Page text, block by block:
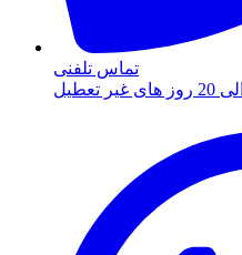
تماس تلفنی